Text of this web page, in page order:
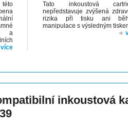
a
více
Tato inkoustová
nepředstavuje zvýšená
rizika při tisku ani
manipulace s výsledným
inkoustová